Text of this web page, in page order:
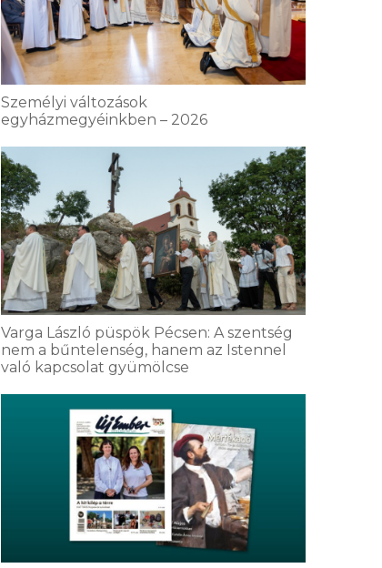
Személyi változások
egyházmegyéinkben – 2026
Varga László püspök Pécsen: A szentség
nem a bűntelenség, hanem az Istennel
való kapcsolat gyümölcse